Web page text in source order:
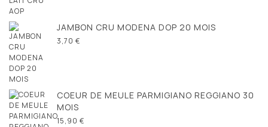
JAMBON CRU MODENA DOP 20 MOIS
3,70 €
COEUR DE MEULE PARMIGIANO REGGIANO 30
MOIS
15,90 €